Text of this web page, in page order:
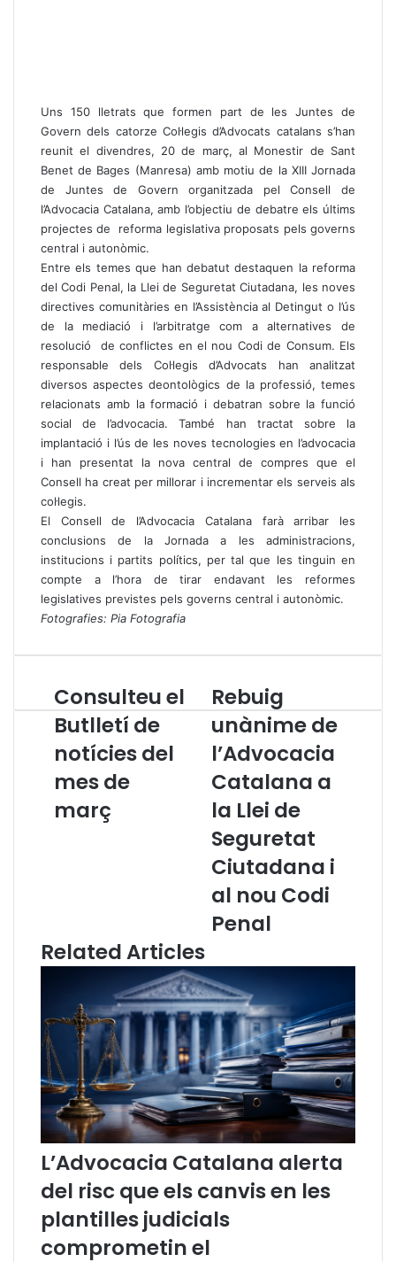
Uns 150 lletrats que formen part de les Juntes de
Govern dels catorze Col·legis d’Advocats catalans s’han
reunit el divendres, 20 de març, al Monestir de Sant
Benet de Bages (Manresa) amb motiu de la XIII Jornada
de Juntes de Govern organitzada pel Consell de
l’Advocacia Catalana, amb l’objectiu de debatre els últims
projectes de reforma legislativa proposats pels governs
central i autonòmic.
Entre els temes que han debatut destaquen la reforma
del Codi Penal, la Llei de Seguretat Ciutadana, les noves
directives comunitàries en l’Assistència al Detingut o l’ús
de la mediació i l’arbitratge com a alternatives de
resolució de conflictes en el nou Codi de Consum. Els
responsable dels Col·legis d’Advocats han analitzat
diversos aspectes deontològics de la professió, temes
relacionats amb la formació i debatran sobre la funció
social de l’advocacia. També han tractat sobre la
implantació i l’ús de les noves tecnologies en l’advocacia
i han presentat la nova central de compres que el
Consell ha creat per millorar i incrementar els serveis als
col·legis.
El Consell de l’Advocacia Catalana farà arribar les
conclusions de la Jornada a les administracions,
institucions i partits polítics, per tal que les tinguin en
compte a l’hora de tirar endavant les reformes
legislatives previstes pels governs central i autonòmic.
Fotografies: Pia Fotografia
C
o
n
s
t
e
l
l
í
e
n
t
c
e
s
d
e
Consulteu el
Butlletí de
notícies del
mes de
març
R
e
b
u
g
u
n
à
n
m
e
d
l
’
A
d
o
c
a
c
a
a
t
a
Rebuig
unànime de
l’Advocacia
Catalana a
la Llei de
Seguretat
Ciutadana i
al nou Codi
Penal
Related Articles
L’Advocacia Catalana alerta
del risc que els canvis en les
plantilles judicials
comprometin el